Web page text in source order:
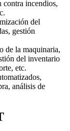
contra incendios,
del
gestión
de la maquinaria,
del inventario
etc.
análisis de